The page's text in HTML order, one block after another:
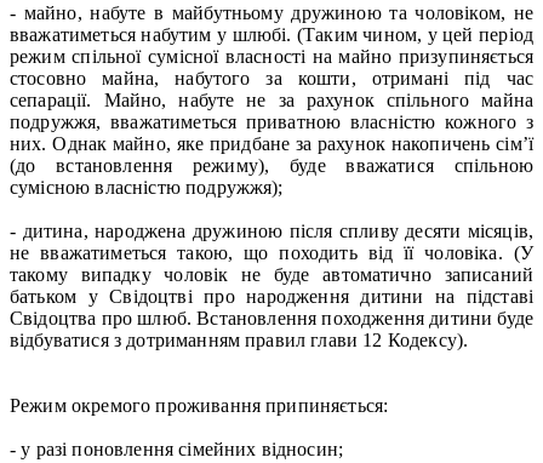
- майно, набуте в майбутньому дружиною та чоловіком, не
вважатиметься набутим у шлюбі. (Таким чином, у цей період
режим спільної сумісної власності на майно призупиняється
стосовно майна, набутого за кошти, отримані під час
сепарації. Майно, набуте не за рахунок спільного майна
подружжя, вважатиметься приватною власністю кожного з
них. Однак майно, яке придбане за рахунок накопичень сім’ї
(до встановлення режиму), буде вважатися спільною
сумісною власністю подружжя);
- дитина, народжена дружиною після спливу десяти місяців,
не вважатиметься такою, що походить від її чоловіка. (У
такому випадку чоловік не буде автоматично записаний
батьком у Свідоцтві про народження дитини на підставі
Свідоцтва про шлюб. Встановлення походження дитини буде
відбуватися з дотриманням правил глави 12 Кодексу).
Режим окремого проживання припиняється:
- у разі поновлення сімейних відносин;